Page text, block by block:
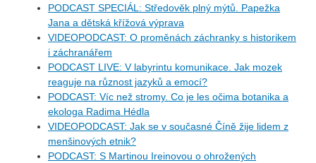
PODCAST SPECIÁL: Středověk plný mýtů. Papežka
Jana a dětská křížová výprava
VIDEOPODCAST: O proměnách záchranky s historikem
i záchranářem
PODCAST LIVE: V labyrintu komunikace. Jak mozek
reaguje na různost jazyků a emocí?
PODCAST: Víc než stromy. Co je les očima botanika a
ekologa Radima Hédla
VIDEOPODCAST: Jak se v současné Číně žije lidem z
menšinových etnik?
PODCAST: S Martinou Ireinovou o ohrožených